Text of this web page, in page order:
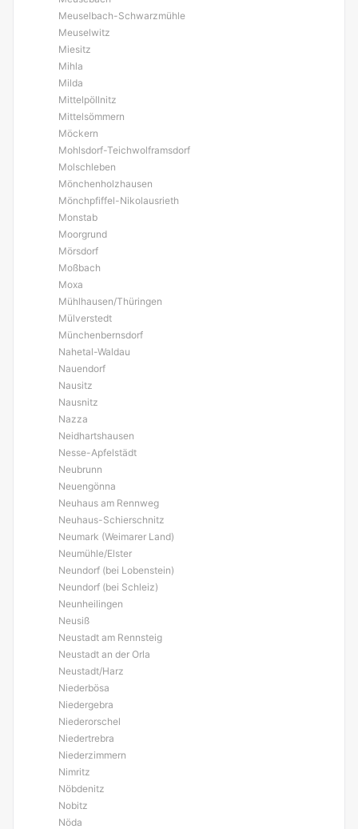
Meuselbach-Schwarzmühle
Meuselwitz
Miesitz
Mihla
Milda
Mittelpöllnitz
Mittelsömmern
Möckern
Mohlsdorf-Teichwolframsdorf
Molschleben
Mönchenholzhausen
Mönchpfiffel-Nikolausrieth
Monstab
Moorgrund
Mörsdorf
Moßbach
Moxa
Mühlhausen/Thüringen
Mülverstedt
Münchenbernsdorf
Nahetal-Waldau
Nauendorf
Nausitz
Nausnitz
Nazza
Neidhartshausen
Nesse-Apfelstädt
Neubrunn
Neuengönna
Neuhaus am Rennweg
Neuhaus-Schierschnitz
Neumark (Weimarer Land)
Neumühle/Elster
Neundorf (bei Lobenstein)
Neundorf (bei Schleiz)
Neunheilingen
Neusiß
Neustadt am Rennsteig
Neustadt an der Orla
Neustadt/Harz
Niederbösa
Niedergebra
Niederorschel
Niedertrebra
Niederzimmern
Nimritz
Nöbdenitz
Nobitz
Nöda